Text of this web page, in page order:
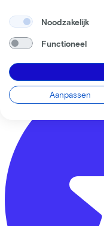
Noodzakelijk
Functioneel
Aanpassen